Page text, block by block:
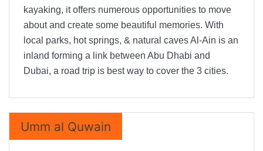
kayaking, it offers numerous opportunities to move
about and create some beautiful memories. With
local parks, hot springs, & natural caves Al-Ain is an
inland forming a link between Abu Dhabi and
Dubai, a road trip is best way to cover the 3 cities.
Umm al Quwain